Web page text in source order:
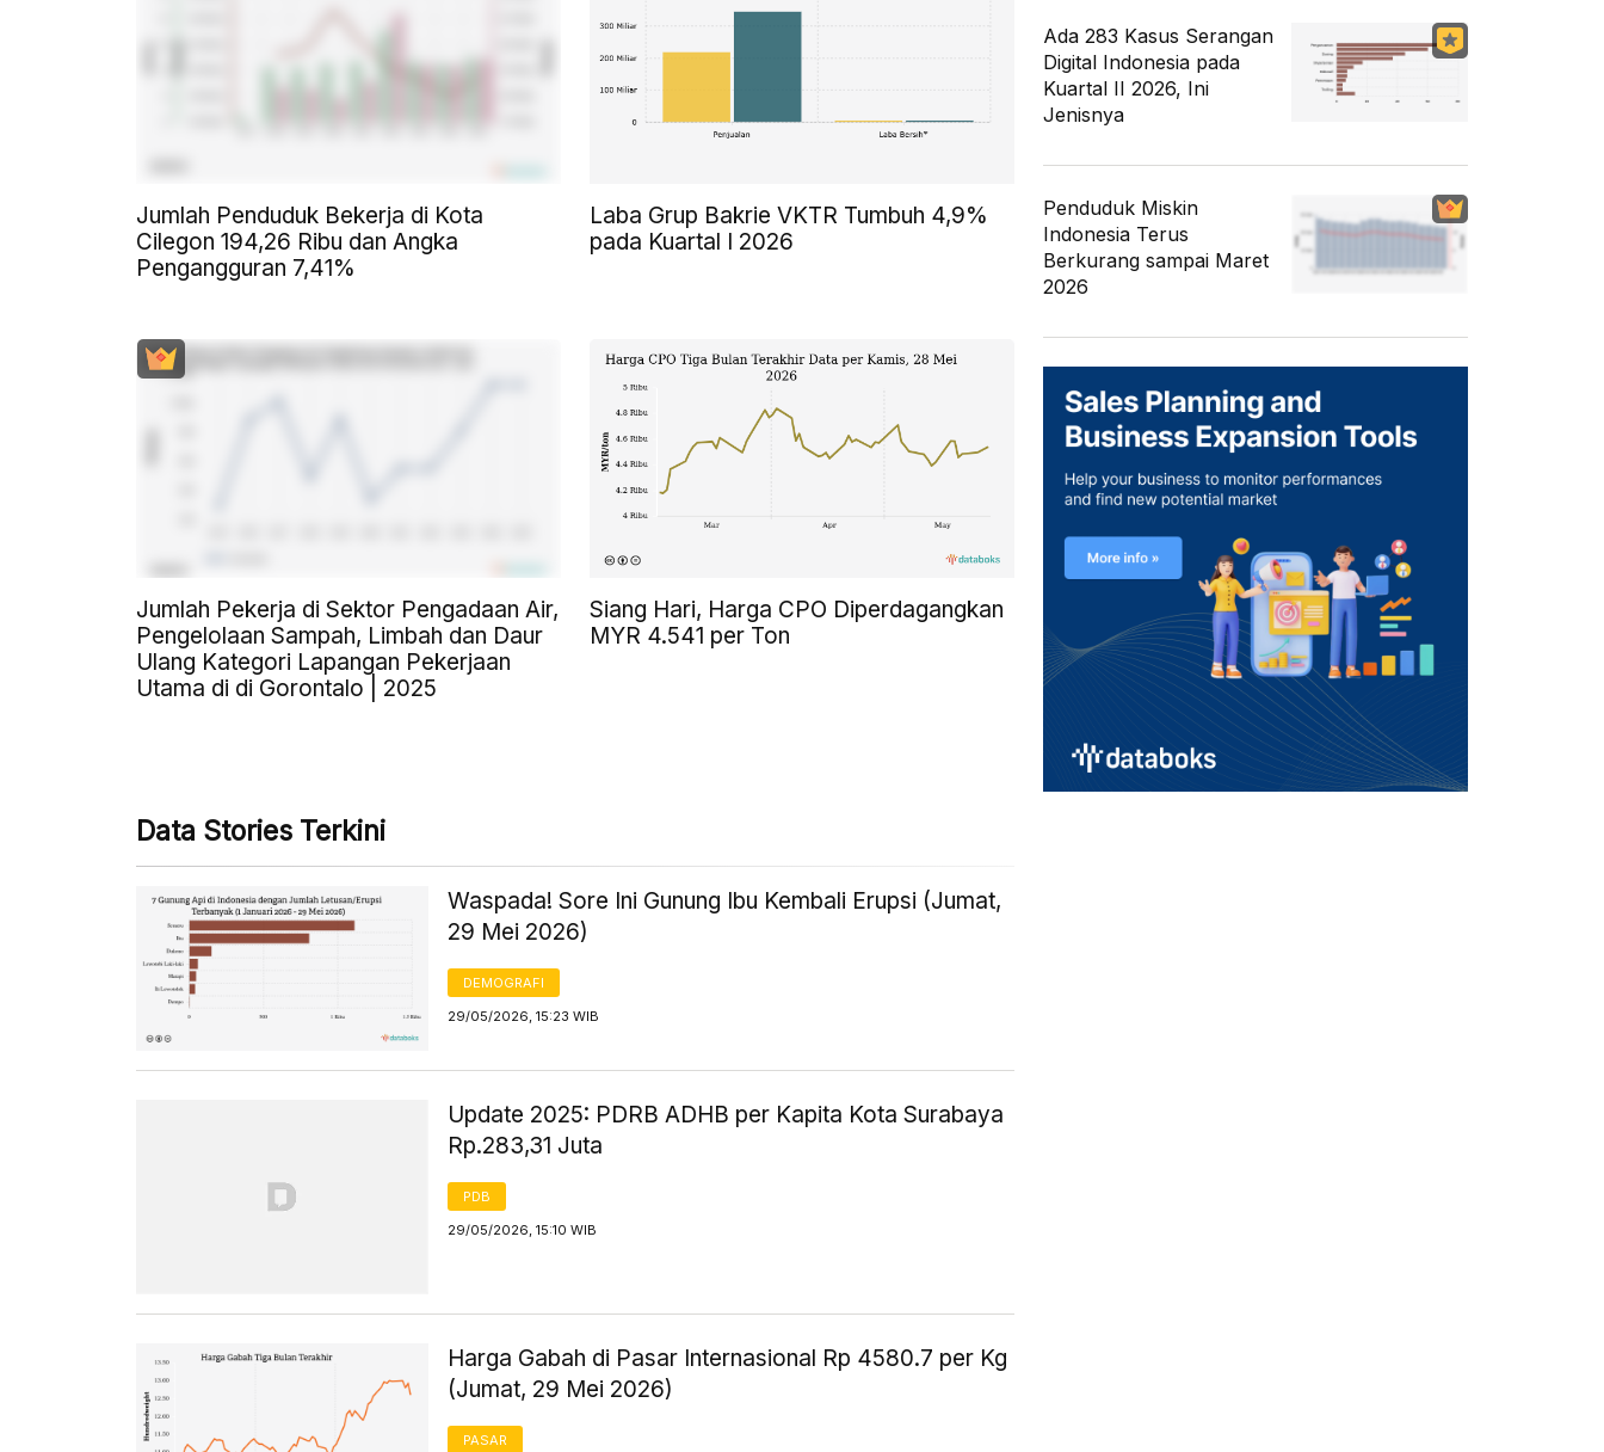
Jumlah Penduduk Bekerja di Kota
Cilegon 194,26 Ribu dan Angka
Pengangguran 7,41%
Laba Grup Bakrie VKTR Tumbuh 4,9%
pada Kuartal I 2026
Jumlah Pekerja di Sektor Pengadaan Air,
Pengelolaan Sampah, Limbah dan Daur
Ulang Kategori Lapangan Pekerjaan
Utama di di Gorontalo | 2025
Siang Hari, Harga CPO Diperdagangkan
MYR 4.541 per Ton
Data Stories Terkini
Waspada! Sore Ini Gunung Ibu Kembali Erupsi (Jumat,
29 Mei 2026)
DEMOGRAFI
29/05/2026, 15:23 WIB
Update 2025: PDRB ADHB per Kapita Kota Surabaya
Rp.283,31 Juta
PDB
29/05/2026, 15:10 WIB
Harga Gabah di Pasar Internasional Rp 4580.7 per Kg
(Jumat, 29 Mei 2026)
PASAR
Ada 283 Kasus Serangan
Digital Indonesia pada
Kuartal II 2026, Ini
Jenisnya
Penduduk Miskin
Indonesia Terus
Berkurang sampai Maret
2026